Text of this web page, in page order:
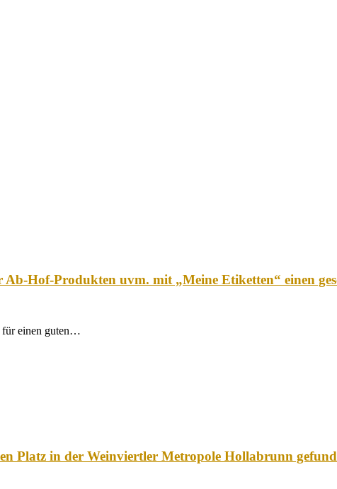
Hof-Produkten uvm. mit „Meine Etiketten“ einen
für einen guten…
Platz in der Weinviertler Metropole Hollabrunn